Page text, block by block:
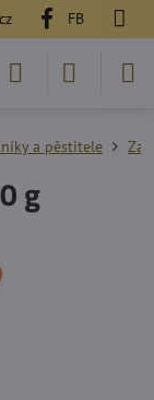
FB
a pěstitele
g